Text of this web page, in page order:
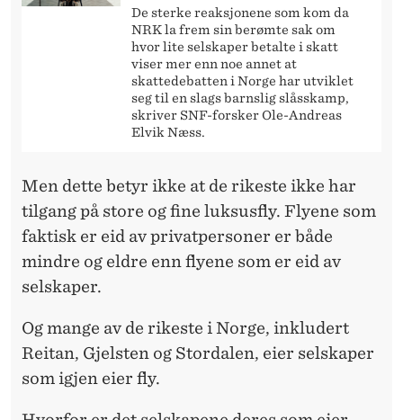
De sterke reaksjonene som kom da
NRK la frem sin berømte sak om
hvor lite selskaper betalte i skatt
viser mer enn noe annet at
skattedebatten i Norge har utviklet
seg til en slags barnslig slåsskamp,
skriver SNF-forsker Ole-Andreas
Elvik Næss.
Men dette betyr ikke at de rikeste ikke har
tilgang på store og fine luksusfly. Flyene som
faktisk er eid av privatpersoner er både
mindre og eldre enn flyene som er eid av
selskaper.
Og mange av de rikeste i Norge, inkludert
Reitan, Gjelsten og Stordalen, eier selskaper
som igjen eier fly.